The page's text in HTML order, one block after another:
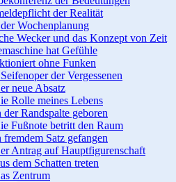
der Realität
Wochenplanung
Wecker und das Konzept von Zeit
hat Gefühle
ohne Funken
der Vergessenen
neue Absatz
Rolle meines Lebens
Randspalte geboren
Fußnote betritt den Raum
Satz gefangen
Antrag auf Hauptfigurenschaft
dem Schatten treten
Zentrum